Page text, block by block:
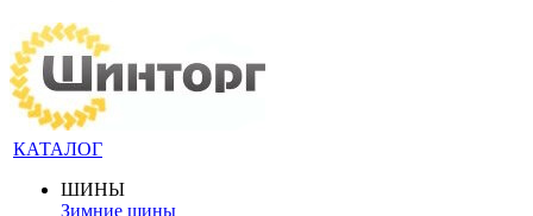
КАТАЛОГ
ШИНЫ
Зимние шины